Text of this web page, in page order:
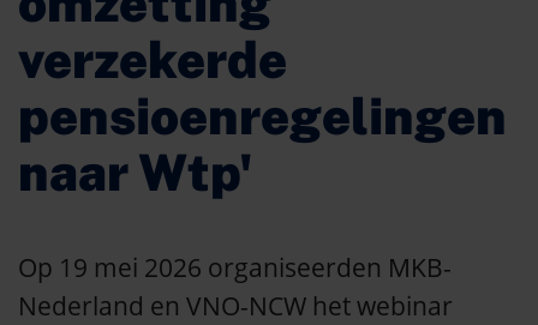
verzekerde
pensioenregelingen
naar Wtp'
Op 19 mei 2026 organiseerden MKB-
Nederland en VNO-NCW het webinar